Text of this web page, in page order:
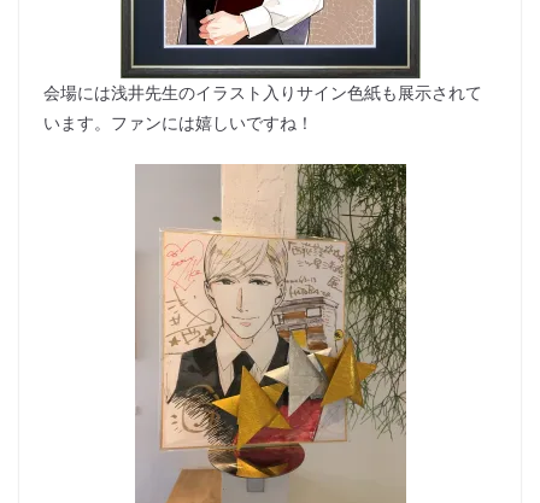
会場には浅井先生のイラスト入りサイン色紙も展示されて
います。ファンには嬉しいですね！